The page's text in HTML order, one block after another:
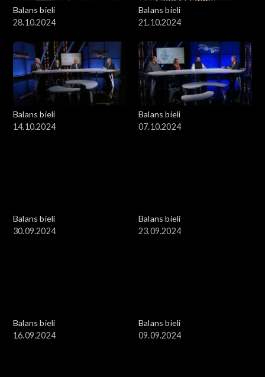
Balans bieli
28.10.2024
Balans bieli
21.10.2024
Balans bieli
14.10.2024
Balans bieli
07.10.2024
Balans bieli
30.09.2024
Balans bieli
23.09.2024
Balans bieli
16.09.2024
Balans bieli
09.09.2024